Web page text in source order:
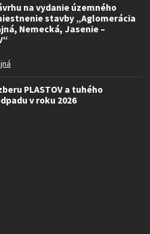
na vydanie územného
stavby „Aglomerácia
Nemecká, Jasenie –
PLASTOV a tuhého
v roku 2026